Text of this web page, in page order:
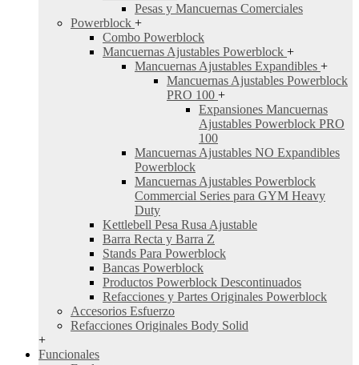
Pesas y Mancuernas Comerciales
Powerblock +
Combo Powerblock
Mancuernas Ajustables Powerblock +
Mancuernas Ajustables Expandibles +
Mancuernas Ajustables Powerblock
PRO 100 +
Expansiones Mancuernas
Ajustables Powerblock PRO
100
Mancuernas Ajustables NO Expandibles
Powerblock
Mancuernas Ajustables Powerblock
Commercial Series para GYM Heavy
Duty
Kettlebell Pesa Rusa Ajustable
Barra Recta y Barra Z
Stands Para Powerblock
Bancas Powerblock
Productos Powerblock Descontinuados
Refacciones y Partes Originales Powerblock
Accesorios Esfuerzo
Refacciones Originales Body Solid
+
Funcionales